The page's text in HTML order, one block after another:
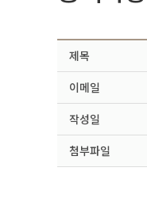
제목
이메일
작성일
첨부파일